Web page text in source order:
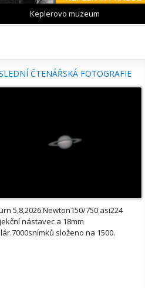
Keplerovo muzeum
ČTENÁŘSKÁ FOTOGRAFIE
5,8,2026.Newton150/750 asi224
nástavec a 18mm
složeno na 1500.